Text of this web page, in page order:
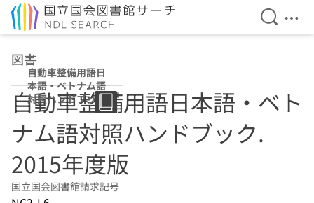
検索を
メ
図書
自動車整備用語日
本語・ベトナム語
対照ハンドブック
2015年度版
自動車整備用語日本語・ベト
ナム語対照ハンドブック.
2015年度版
国立国会図書館請求記号